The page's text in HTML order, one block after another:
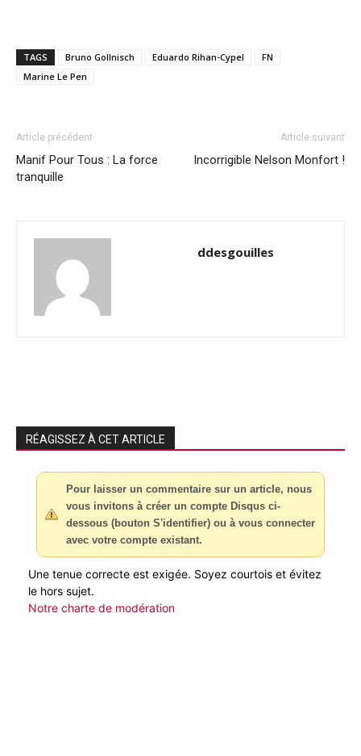
TAGS Bruno Gollnisch Eduardo Rihan-Cypel
FN
Marine Le Pen
Article précédent
Manif Pour Tous : La force
tranquille
Article suivant
Incorrigible Nelson Monfort !
ddesgouilles
RÉAGISSEZ À CET ARTICLE
Pour laisser un commentaire sur un article, nous
vous invitons à créer un compte Disqus ci-
dessous (bouton S'identifier) ou à vous connecter
avec votre compte existant.
Une tenue correcte est exigée. Soyez courtois et évitez
le hors sujet.
Notre charte de modération